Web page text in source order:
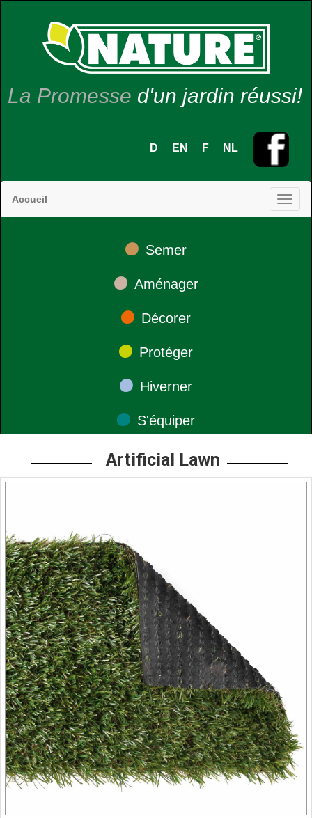
La Promesse d'un jardin réussi!
D EN F NL
Accueil
• Semer
• Aménager
• Décorer
• Protéger
• Hiverner
• S'équiper
Artificial Lawn